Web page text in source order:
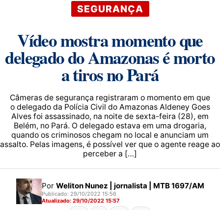
SEGURANÇA
Vídeo mostra momento que
delegado do Amazonas é morto
a tiros no Pará
Câmeras de segurança registraram o momento em que
o delegado da Polícia Civil do Amazonas Aldeney Goes
Alves foi assassinado, na noite de sexta-feira (28), em
Belém, no Pará. O delegado estava em uma drogaria,
quando os criminosos chegam no local e anunciam um
assalto. Pelas imagens, é possível ver que o agente reage ao
perceber a […]
Por Weliton Nunez | jornalista | MTB 1697/AM
Publicado: 29/10/2022 15:56
Atualizado: 29/10/2022 15:57